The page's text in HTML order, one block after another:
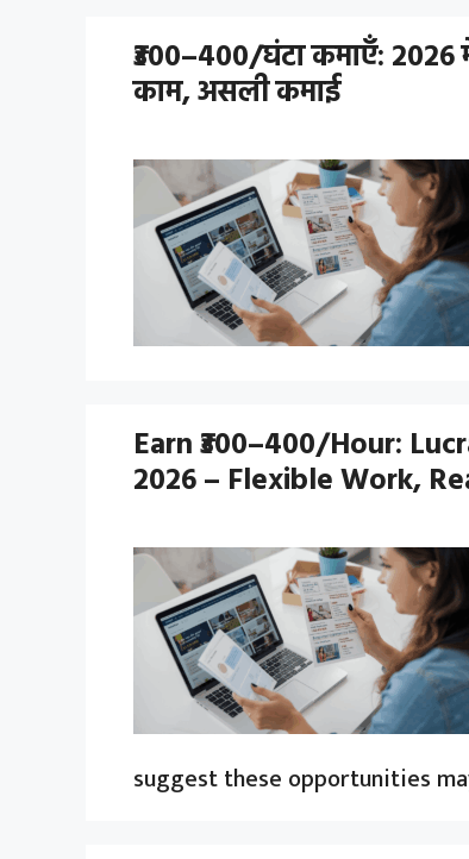
₹300–400/घंटा कमाएँ:
काम, असली कमाई
Earn ₹300–400/Hour:
2026 – Flexible Work,
suggest these opportunities